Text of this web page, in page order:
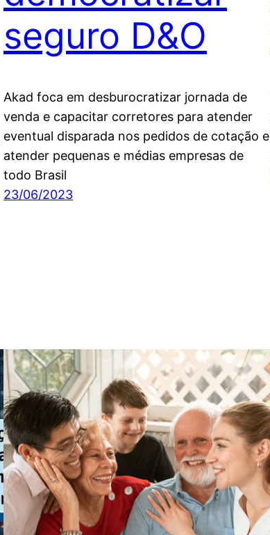
seguro D&O
Akad foca em desburocratizar jornada de
venda e capacitar corretores para atender
eventual disparada nos pedidos de cotação e
atender pequenas e médias empresas de
todo Brasil
23/06/2023